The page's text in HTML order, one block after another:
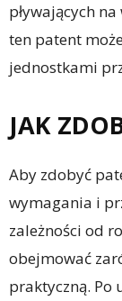
pływających
ten patent
jednostkami
JAK
Aby zdobyć
wymagania i
zależności od
obejmować
praktyczną. Po